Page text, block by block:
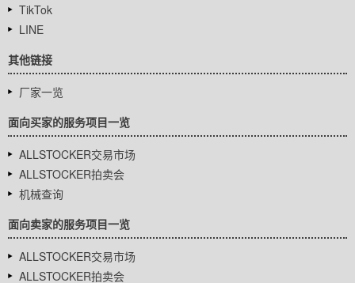
TikTok
LINE
其他链接
厂家一览
面向买家的服务项目一览
ALLSTOCKER交易市场
ALLSTOCKER拍卖会
机械查询
面向卖家的服务项目一览
ALLSTOCKER交易市场
ALLSTOCKER拍卖会